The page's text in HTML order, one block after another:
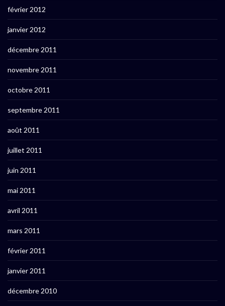
février 2012
janvier 2012
décembre 2011
novembre 2011
octobre 2011
septembre 2011
août 2011
juillet 2011
juin 2011
mai 2011
avril 2011
mars 2011
février 2011
janvier 2011
décembre 2010